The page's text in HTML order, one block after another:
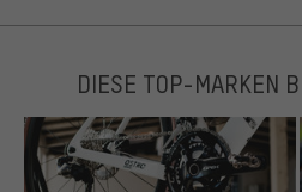
DIESE TOP-MARKEN